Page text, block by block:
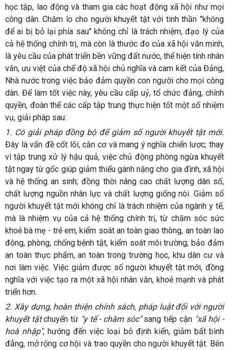
học tập, lao động và tham gia các hoạt động xã hội như mọi
công dân. Chăm lo cho người khuyết tật với tinh thần "không
để ai bị bỏ lại phía sau" không chỉ là trách nhiệm, đạo lý của
cả hệ thống chính trị, mà còn là thước đo của xã hội văn minh,
là yêu cầu của phát triển bền vững đất nước, thể hiện tính nhân
văn, ưu việt của chế độ xã hội chủ nghĩa và cam kết của Đảng,
Nhà nước trong việc bảo đảm quyền con người cho mọi công
dân. Để làm tốt việc này, yêu cầu cấp uỷ, tổ chức đảng, chính
quyền, đoàn thể các cấp tập trung thực hiện tốt một số nhiệm
vụ, giải pháp sau:
1. Có giải pháp đồng bộ để giảm số người khuyết tật mới.
Đây là vấn đề cốt lõi, căn cơ và mang ý nghĩa chiến lược; thay
vì tập trung xử lý hậu quả, việc chủ động phòng ngừa khuyết
tật ngay từ gốc giúp giảm thiểu gánh nặng cho gia đình, xã hội
và hệ thống an sinh; đồng thời nâng cao chất lượng dân số,
chất lượng nguồn nhân lực và chất lượng giống nòi. Giảm số
người khuyết tật mới không chỉ là trách nhiệm của ngành y tế,
mà là nhiệm vụ của cả hệ thống chính trị, từ chăm sóc sức
khoẻ bà mẹ - trẻ em, kiểm soát an toàn giao thông, an toàn lao
động, phòng, chống bệnh tật, kiểm soát môi trường, bảo đảm
an toàn thực phẩm, an toàn trong trường học, khu dân cư và
nơi làm việc. Việc giảm được số người khuyết tật mới, đồng
nghĩa với việc tạo ra một xã hội nhân văn, khoẻ mạnh và phát
triển hơn.
2. Xây dựng, hoàn thiện chính sách, pháp luật đối với người
khuyết tậtchuyển từ "y tế - chăm sóc"sang tiếp cận "xã hội -
hoà nhập", hướng đến việc loại bỏ định kiến, giảm bất bình
đẳng, mở rộng cơ hội và trao quyền cho người khuyết tật. Bên